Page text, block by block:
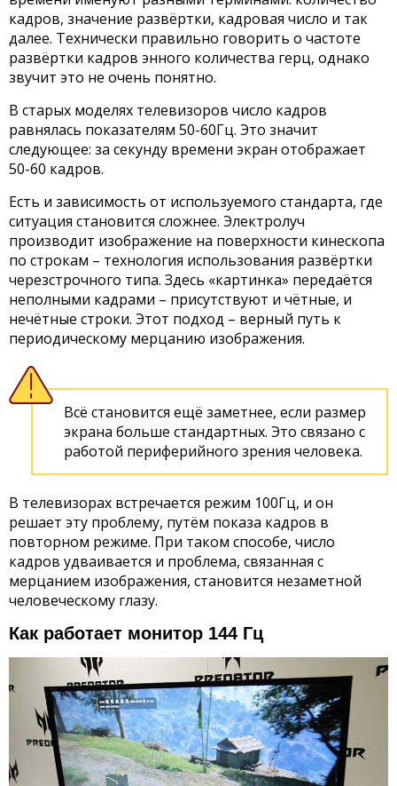
кадров, значение развёртки, кадровая число и так
далее. Технически правильно говорить о частоте
развёртки кадров энного количества герц, однако
звучит это не очень понятно.
В старых моделях телевизоров число кадров
равнялась показателям 50-60Гц. Это значит
следующее: за секунду времени экран отображает
50-60 кадров.
Есть и зависимость от используемого стандарта, где
ситуация становится сложнее. Электролуч
производит изображение на поверхности кинескопа
по строкам – технология использования развёртки
черезстрочного типа. Здесь «картинка» передаётся
неполными кадрами – присутствуют и чётные, и
нечётные строки. Этот подход – верный путь к
периодическому мерцанию изображения.
Всё становится ещё заметнее, если размер
экрана больше стандартных. Это связано с
работой периферийного зрения человека.
В телевизорах встречается режим 100Гц, и он
решает эту проблему, путём показа кадров в
повторном режиме. При таком способе, число
кадров удваивается и проблема, связанная с
мерцанием изображения, становится незаметной
человеческому глазу.
Как работает монитор 144 Гц